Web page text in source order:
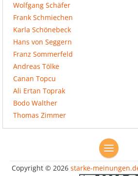
Wolfgang Schäfer
Frank Schmiechen
Karla Schönebeck
Hans von Seggern
Franz Sommerfeld
Andreas Tölke
Canan Topcu
Ali Ertan Toprak
Bodo Walther
Thomas Zimmer
Copyright © 2026 starke-